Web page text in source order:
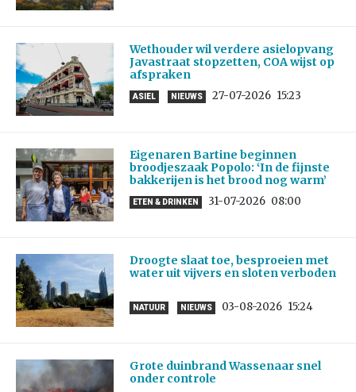
Wethouder wil verdere asielopvang
Javastraat stopzetten, COA wijst op
afspraken
ASIEL NIEUWS 27-07-2026 15:23
Eigenaren Bartine beginnen
broodjeszaak Popolo: ‘In de fijnste
bakkerijen is het brood nog warm’
ETEN & DRINKEN 31-07-2026 08:00
Droogte slaat toe, besproeien met
water uit vijvers en sloten verboden
NATUUR NIEUWS 03-08-2026 15:24
Grote duinbrand Wassenaar snel
onder controle